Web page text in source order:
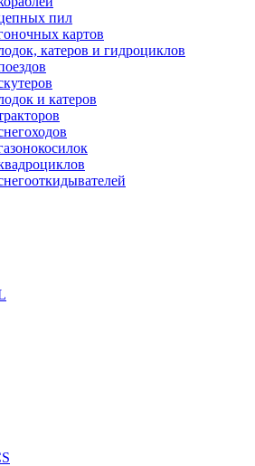
пил
картов
катеров и гидроциклов
и катеров